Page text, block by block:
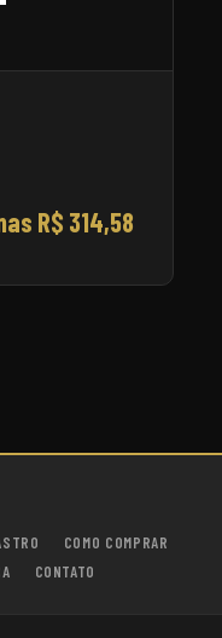
R$ 314,58
COMO COMPRAR
CONTATO